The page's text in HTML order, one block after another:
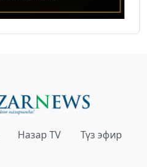
Назар TV Түз эфир